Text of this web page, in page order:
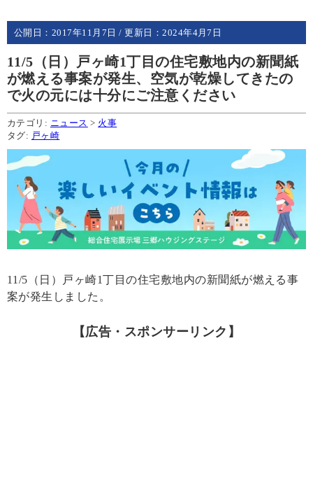
公開日： 2017年11月7日 / 更新日：2024年4月7日
11/5（日）戸ヶ崎1丁目の住宅敷地内の新聞紙
が燃える事案が発生、空気が乾燥してきたの
で火の元には十分にご注意ください
カテゴリ: ニュース > 火事
タグ: 戸ヶ崎
11/5（日）戸ヶ崎1丁目の住宅敷地内の新聞紙が燃える事
案が発生しました。
【広告・スポンサーリンク】